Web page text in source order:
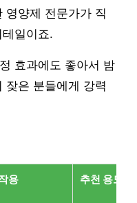
영양제 전문가가 직
일이죠.
효과에도 좋아서 밤
잦은 분들에게 강력
용 추천 용도